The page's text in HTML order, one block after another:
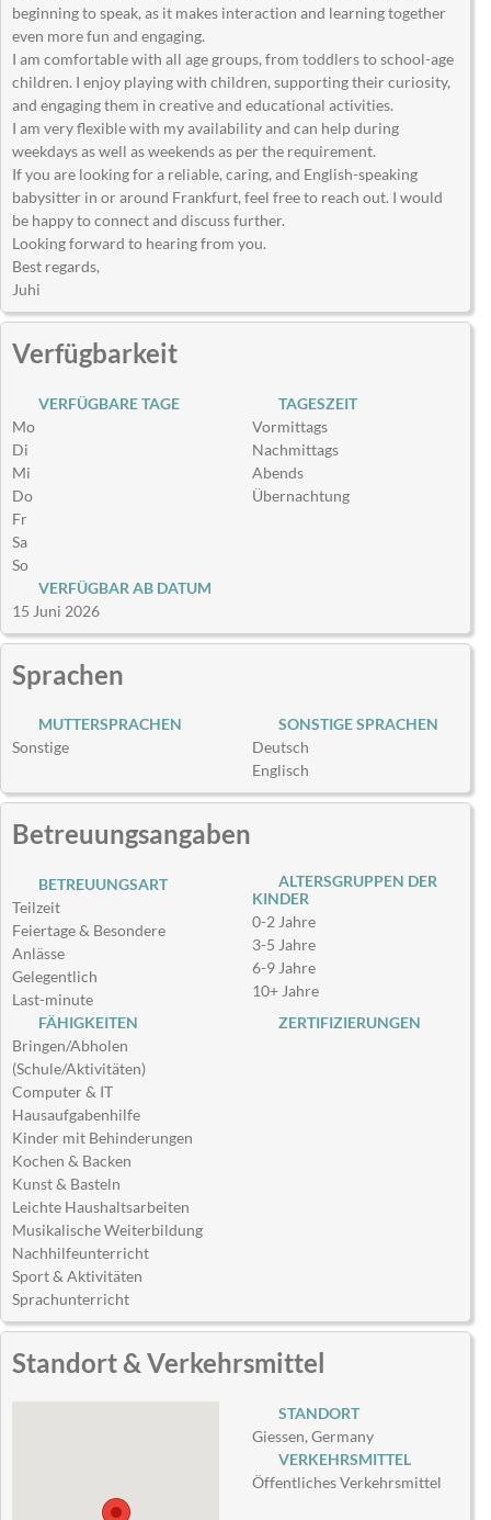
beginning to speak, as it makes interaction and learning together
even more fun and engaging.
I am comfortable with all age groups, from toddlers to school-age
children. I enjoy playing with children, supporting their curiosity,
and engaging them in creative and educational activities.
I am very flexible with my availability and can help during
weekdays as well as weekends as per the requirement.
If you are looking for a reliable, caring, and English-speaking
babysitter in or around Frankfurt, feel free to reach out. I would
be happy to connect and discuss further.
Looking forward to hearing from you.
Best regards,
Juhi
Verfügbarkeit
VERFÜGBARE TAGE
Mo
Di
Mi
Do
Fr
Sa
So
TAGESZEIT
Vormittags
Nachmittags
Abends
Übernachtung
VERFÜGBAR AB DATUM
15 Juni 2026
Sprachen
MUTTERSPRACHEN
Sonstige
SONSTIGE SPRACHEN
Deutsch
Englisch
Betreuungsangaben
BETREUUNGSART
Teilzeit
Feiertage & Besondere
Anlässe
Gelegentlich
Last-minute
ALTERSGRUPPEN DER
KINDER
0-2 Jahre
3-5 Jahre
6-9 Jahre
10+ Jahre
FÄHIGKEITEN
Bringen/Abholen
(Schule/Aktivitäten)
Computer & IT
Hausaufgabenhilfe
Kinder mit Behinderungen
Kochen & Backen
Kunst & Basteln
Leichte Haushaltsarbeiten
Musikalische Weiterbildung
Nachhilfeunterricht
Sport & Aktivitäten
Sprachunterricht
ZERTIFIZIERUNGEN
Standort & Verkehrsmittel
STANDORT
Giessen, Germany
VERKEHRSMITTEL
Öffentliches Verkehrsmittel